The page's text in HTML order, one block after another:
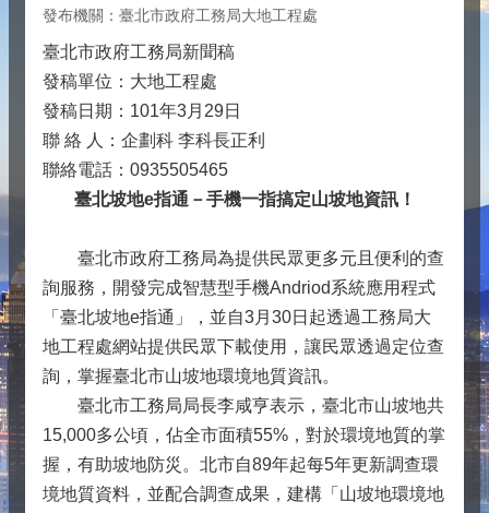
發布機關：臺北市政府工務局大地工程處
臺北市政府工務局新聞稿
發稿單位：大地工程處
發稿日期：101年3月29日
聯 絡 人：企劃科 李科長正利
聯絡電話：0935505465
臺北坡地e指通－手機一指搞定山坡地資訊！
臺北市政府工務局為提供民眾更多元且便利的查
詢服務，開發完成智慧型手機Andriod系統應用程式
「臺北坡地e指通」，並自3月30日起透過工務局大
地工程處網站提供民眾下載使用，讓民眾透過定位查
詢，掌握臺北市山坡地環境地質資訊。
臺北市工務局局長李咸亨表示，臺北市山坡地共
15,000多公頃，佔全市面積55%，對於環境地質的掌
握，有助坡地防災。北市自89年起每5年更新調查環
境地質資料，並配合調查成果，建構「山坡地環境地